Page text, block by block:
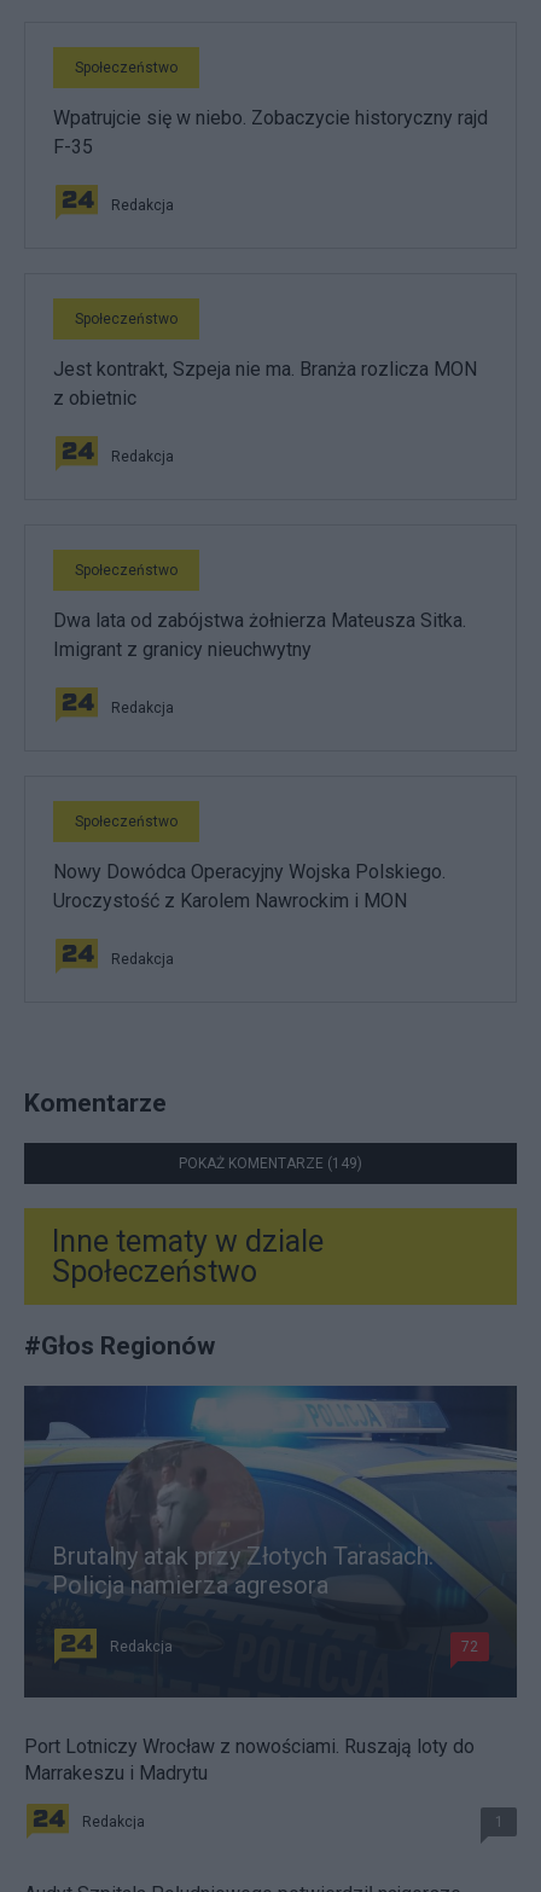
Społeczeństwo
Wpatrujcie się w niebo. Zobaczycie historyczny rajd
F-35
Redakcja
Społeczeństwo
Jest kontrakt, Szpeja nie ma. Branża rozlicza MON
z obietnic
Redakcja
Społeczeństwo
Dwa lata od zabójstwa żołnierza Mateusza Sitka.
Imigrant z granicy nieuchwytny
Redakcja
Społeczeństwo
Nowy Dowódca Operacyjny Wojska Polskiego.
Uroczystość z Karolem Nawrockim i MON
Redakcja
Komentarze
POKAŻ KOMENTARZE (149)
Inne tematy w dziale
Społeczeństwo
#Głos Regionów
Brutalny atak przy Złotych Tarasach.
Policja namierza agresora
Redakcja 72
Port Lotniczy Wrocław z nowościami. Ruszają loty do
Marrakeszu i Madrytu
Redakcja 1